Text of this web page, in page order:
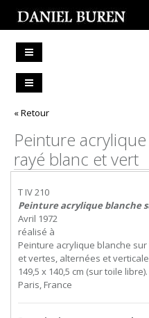
« Retour
Peinture
rayé blanc et vert
T IV 210
Peinture acrylique blanche
Avril 1972
réalisé à
Peinture acrylique blanche
et vertes, alternées et
149,5 x 140,5 cm (sur toile libre).
Paris, France